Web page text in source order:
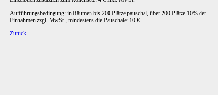
Aufführungsbedingung: in Räumen bis 200 Plätze pauschal, über 200 Plätze 10% der
Einnahmen zzgl. MwSt., mindestens die Pauschale: 10 €
Zurück